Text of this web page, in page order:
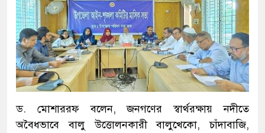
ড. মোশাররফ বলেন, জনগণের স্বার্থরক্ষায় নদীতে
অবৈধভাবে বালু উত্তোলনকারী বালুখেকো, চাঁদাবাজি,